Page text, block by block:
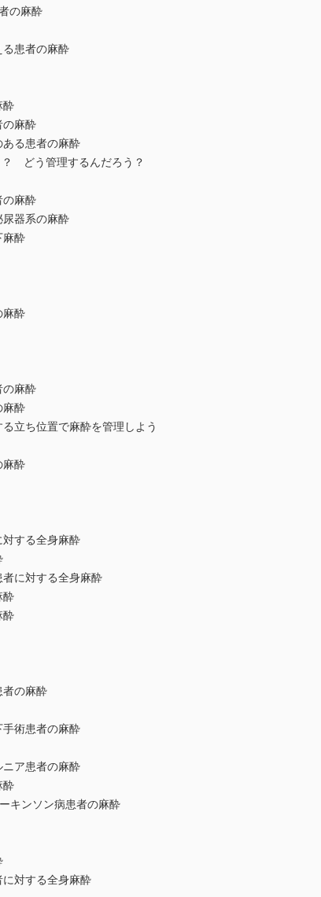
の麻酔
患者の麻酔
酔
麻酔
る患者の麻酔
どう管理するんだろう？
麻酔
器系の麻酔
酔
酔
麻酔
酔
立ち位置で麻酔を管理しよう
酔
する全身麻酔
に対する全身麻酔
酔
酔
の麻酔
術患者の麻酔
ア患者の麻酔
酔
ンソン病患者の麻酔
対する全身麻酔